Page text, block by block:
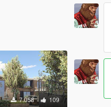
7.058 109